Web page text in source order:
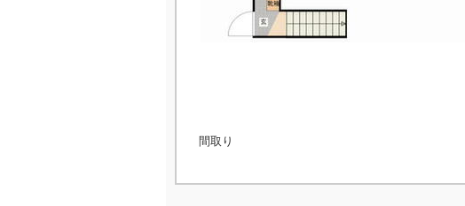
間取り